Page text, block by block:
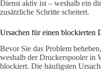
Dienst aktiv ist – weshalb ein
zusätzliche Schritte scheitert.
Ursachen für einen blockierten
Bevor Sie das Problem
weshalb der Druckerspooler in
blockiert. Die häufigsten